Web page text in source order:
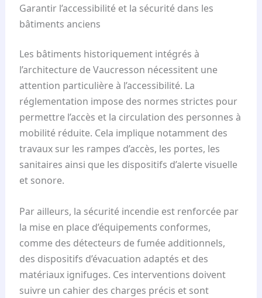
Garantir l’accessibilité et la sécurité dans les
bâtiments anciens
Les bâtiments historiquement intégrés à
l’architecture de Vaucresson nécessitent une
attention particulière à l’accessibilité. La
réglementation impose des normes strictes pour
permettre l’accès et la circulation des personnes à
mobilité réduite. Cela implique notamment des
travaux sur les rampes d’accès, les portes, les
sanitaires ainsi que les dispositifs d’alerte visuelle
et sonore.
Par ailleurs, la sécurité incendie est renforcée par
la mise en place d’équipements conformes,
comme des détecteurs de fumée additionnels,
des dispositifs d’évacuation adaptés et des
matériaux ignifuges. Ces interventions doivent
suivre un cahier des charges précis et sont